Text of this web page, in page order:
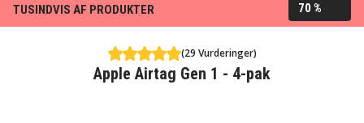
TUSINDVIS AF PRODUKTER
70 %
(29 Vurderinger)
Apple Airtag Gen 1 - 4-pak